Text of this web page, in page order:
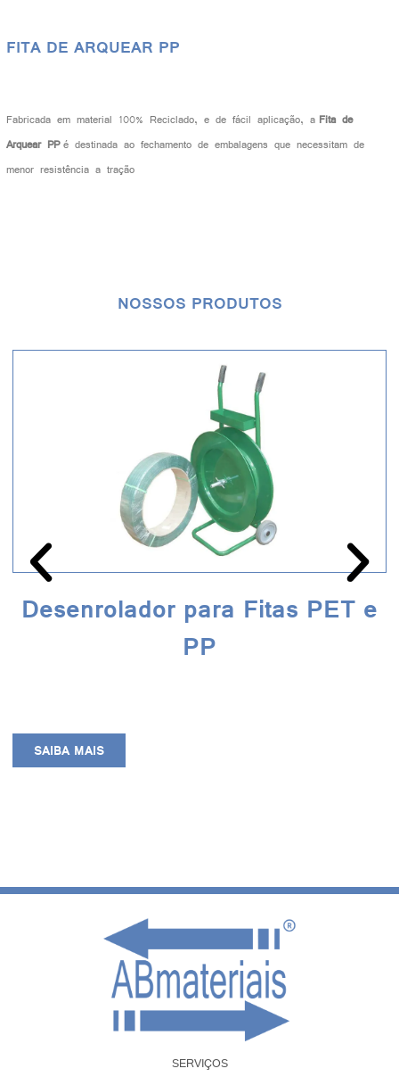
FITA DE ARQUEAR PP
Fabricada em material 100% Reciclado, e de fácil aplicação, a Fita de
Arquear PPé destinada ao fechamento de embalagens que necessitam de
menor resistência a tração
NOSSOS PRODUTOS
Desenrolador para Fitas PET e
PP
SAIBA MAIS
SERVIÇOS